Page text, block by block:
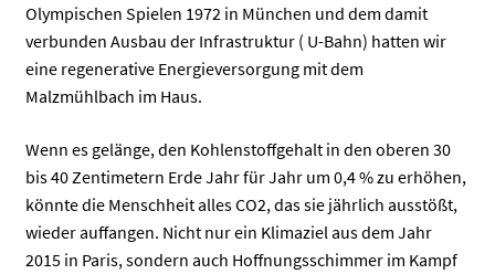
Olympischen Spielen 1972 in München und dem damit
verbunden Ausbau der Infrastruktur ( U-Bahn) hatten wir
eine regenerative Energieversorgung mit dem
Malzmühlbach im Haus.
Wenn es gelänge, den Kohlenstoffgehalt in den oberen 30
bis 40 Zentimetern Erde Jahr für Jahr um 0,4 % zu erhöhen,
könnte die Menschheit alles CO2, das sie jährlich ausstößt,
wieder auffangen. Nicht nur ein Klimaziel aus dem Jahr
2015 in Paris, sondern auch Hoffnungsschimmer im Kampf